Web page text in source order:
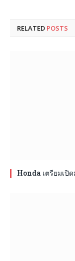
RELATED POSTS
Honda เตรียมเปิ